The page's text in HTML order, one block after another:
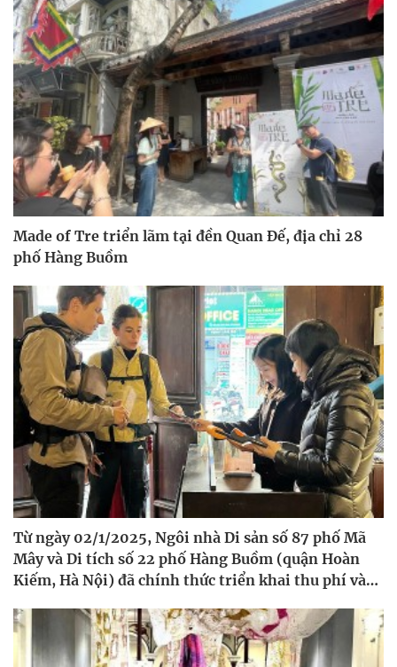
Made of Tre triển lãm tại đền Quan Đế, địa chỉ 28
phố Hàng Buồm
Từ ngày 02/1/2025, Ngôi nhà Di sản số 87 phố Mã
Mây và Di tích số 22 phố Hàng Buồm (quận Hoàn
Kiếm, Hà Nội) đã chính thức triển khai thu phí vào